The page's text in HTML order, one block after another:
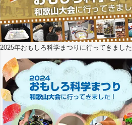
2025年おもしろ科学まつりに行ってきました